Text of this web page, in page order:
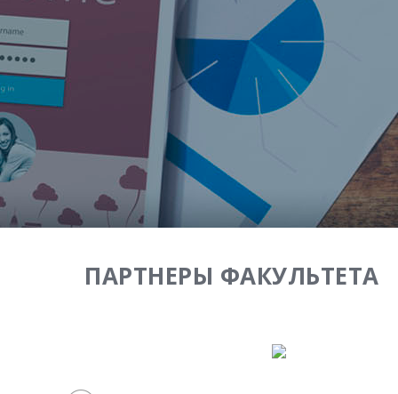
ПАРТНЕРЫ ФАКУЛЬТЕТА